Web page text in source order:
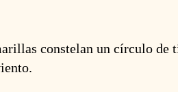
constelan un círculo de